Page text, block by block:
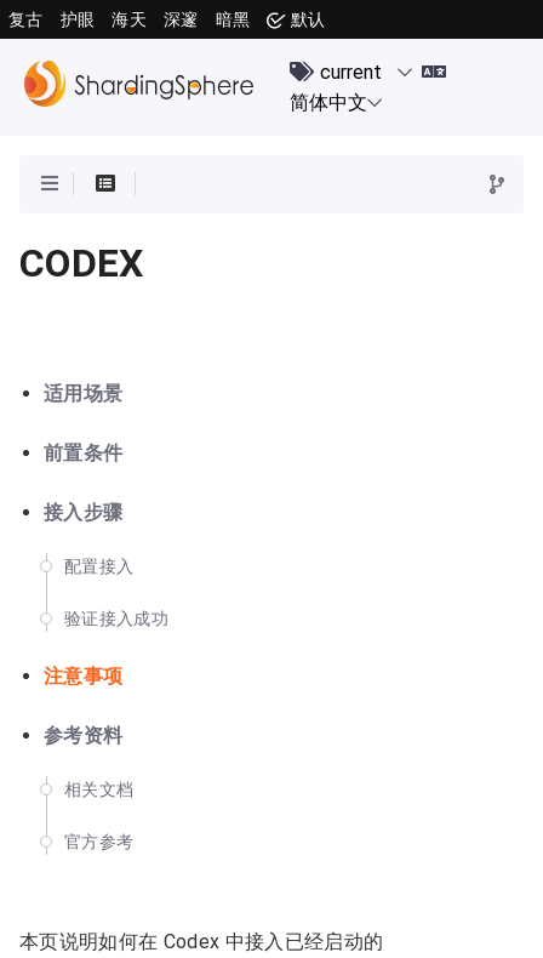
复古 护眼 海天 深邃 暗黑 默认
CODEX
适用场景
前置条件
接入步骤
配置接入
验证接入成功
注意事项
参考资料
相关文档
官方参考
本页说明如何在 Codex 中接入已经启动的